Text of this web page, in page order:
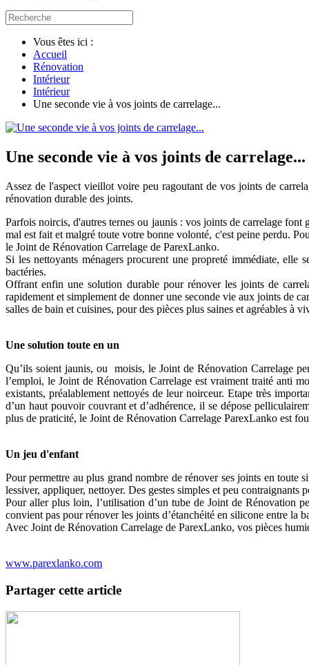
Vous êtes ici :
Accueil
Rénovation
Intérieur
Intérieur
Une seconde vie à vos joints de carrelage...
Une seconde vie à vos joints de carrelage...
Assez de l'aspect vieillot voire peu ragoutant de vos joints de
rénovation durable des joints.
Parfois noircis, d'autres ternes ou jaunis : vos joints de carrelage
mal est fait et malgré toute votre bonne volonté, c'est peine perdu.
le Joint de Rénovation Carrelage de ParexLanko.
Si les nettoyants ménagers procurent une propreté immédiate,
bactéries.
Offrant enfin une solution durable pour rénover les joints de
rapidement et simplement de donner une seconde vie aux joints de
salles de bain et cuisines, pour des pièces plus saines et agréables à
Une solution toute en un
Qu’ils soient jaunis, ou moisis, le Joint de Rénovation Carrelage
l’emploi, le Joint de Rénovation Carrelage est vraiment traité anti
existants, préalablement nettoyés de leur noirceur. Etape très
d’un haut pouvoir couvrant et d’adhérence, il se dépose
plus de praticité, le Joint de Rénovation Carrelage ParexLanko est
Un jeu d'enfant
Pour permettre au plus grand nombre de rénover ses joints en toute
lessiver, appliquer, nettoyer. Des gestes simples et peu
Pour aller plus loin, l’utilisation d’un tube de Joint de Rénovation
convient pas pour rénover les joints d’étanchéité en silicone entre la
Avec Joint de Rénovation Carrelage de ParexLanko, vos pièces
www.parexlanko.com
Partager cette article